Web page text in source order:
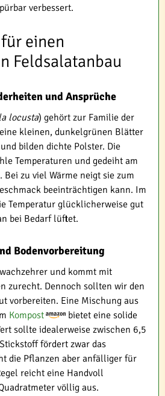
verbessert.
einen
Feldsalatanbau
und Ansprüche
locusta) gehört zur Familie der
kleinen, dunkelgrünen Blätter
bilden dichte Polster. Die
Temperaturen und gedeiht am
Bei zu viel Wärme neigt sie zum
beeinträchtigen kann. Im
Temperatur glücklicherweise gut
bei Bedarf lüftet.
Bodenvorbereitung
und kommt mit
zurecht. Dennoch sollten wir den
vorbereiten. Eine Mischung aus
Kompost
bietet eine solide
sollte idealerweise zwischen 6,5
fördert zwar das
die Pflanzen aber anfälliger für
reicht eine Handvoll
völlig aus.